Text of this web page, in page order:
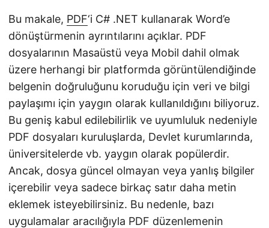
Bu makale, PDF‘i C# .NET kullanarak Word’e
dönüştürmenin ayrıntılarını açıklar. PDF
dosyalarının Masaüstü veya Mobil dahil olmak
üzere herhangi bir platformda görüntülendiğinde
belgenin doğruluğunu koruduğu için veri ve bilgi
paylaşımı için yaygın olarak kullanıldığını biliyoruz.
Bu geniş kabul edilebilirlik ve uyumluluk nedeniyle
PDF dosyaları kuruluşlarda, Devlet kurumlarında,
üniversitelerde vb. yaygın olarak popülerdir.
Ancak, dosya güncel olmayan veya yanlış bilgiler
içerebilir veya sadece birkaç satır daha metin
eklemek isteyebilirsiniz. Bu nedenle, bazı
uygulamalar aracılığıyla PDF düzenlemenin